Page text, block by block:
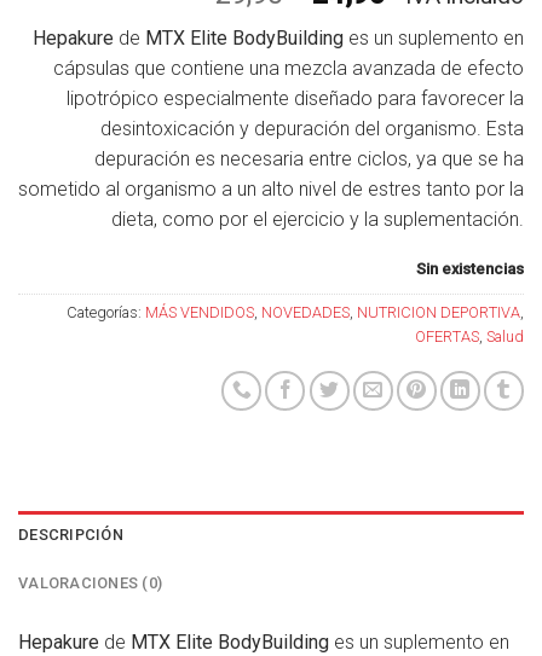
precio
original
era:
29,90€.
precio
actual
es:
24,90€.
Hepakure de MTX Elite BodyBuilding es un suplemento en
cápsulas que contiene una mezcla avanzada de efecto
lipotrópico especialmente diseñado para favorecer la
desintoxicación y depuración del organismo. Esta
depuración es necesaria entre ciclos, ya que se ha
sometido al organismo a un alto nivel de estres tanto por la
dieta, como por el ejercicio y la suplementación.
Sin existencias
Categorías: MÁS VENDIDOS, NOVEDADES, NUTRICION DEPORTIVA,
OFERTAS, Salud
DESCRIPCIÓN
VALORACIONES (0)
Hepakure de MTX Elite BodyBuilding es un suplemento en